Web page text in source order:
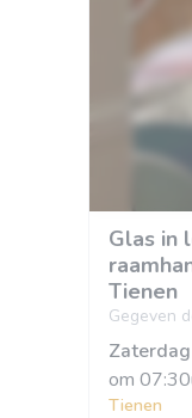
Glas in
Tienen
Gegeven
om
Tienen